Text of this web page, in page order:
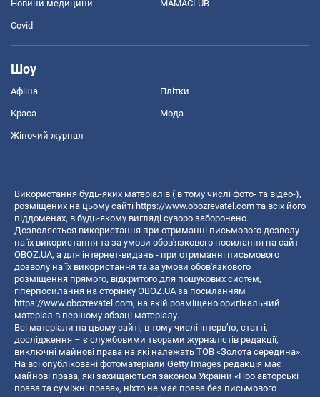
Новини медицини MAMACLUB
Covid
Шоу
Афіша Плітки
Краса Мода
Жіночий журнал
Використання будь-яких матеріалів ( в тому числі фото- та відео-),
розміщених на цьому сайті https://www.obozrevatel.com та всіх його
піддоменах, в будь-якому вигляді суворо заборонено.
Дозволяється використання при отриманні письмового дозволу
на їх використання та за умови обов'язкового посилання на сайт
OBOZ.UA, а для інтернет-видань - при отриманні письмового
дозволу на їх використання та за умови обов'язкового
розміщення прямого, відкритого для пошукових систем,
гіперпосилання на сторінку OBOZ.UA за посиланням
https://www.obozrevatel.com, на якій розміщено оригінальний
матеріал в першому абзаці матеріалу.
Всі матеріали на цьому сайті, в тому числі інтерв’ю, статті,
дослідження – є службовими творами журналістів редакції,
виключні майнові права на які належать ТОВ «Золота середина».
На всі опубліковані фотоматеріали Getty Images редакція має
майнові права, які захищаються законом України «Про авторські
права та суміжні права», ніхто не має права без письмового